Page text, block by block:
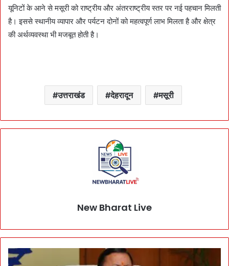
यूनिटों के आने से मसूरी को राष्ट्रीय और अंतरराष्ट्रीय स्तर पर नई पहचान मिलती
है। इससे स्थानीय व्यापार और पर्यटन दोनों को महत्वपूर्ण लाभ मिलता है और क्षेत्र
की अर्थव्यवस्था भी मजबूत होती है।
उत्तराखंड देहरादून मसूरी
New Bharat Live